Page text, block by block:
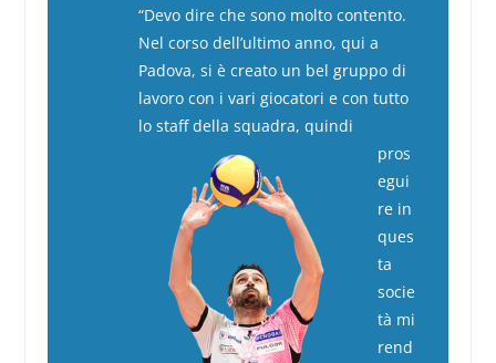
“Devo dire che sono molto contento.
Nel corso dell’ultimo anno, qui a
Padova, si è creato un bel gruppo di
lavoro con i vari giocatori e con tutto
lo staff della squadra, quindi
pros
egui
re in
ques
ta
socie
tà mi
rend